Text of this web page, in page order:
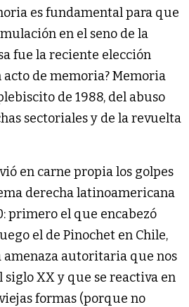
es fundamental para que
en el seno de la
fue la reciente elección
de memoria? Memoria
de 1988, del abuso
sectoriales y de la revuelta
en carne propia los golpes
derecha latinoamericana
primero el que encabezó
el de Pinochet en Chile,
amenaza autoritaria que nos
XX y que se reactiva en
formas (porque no